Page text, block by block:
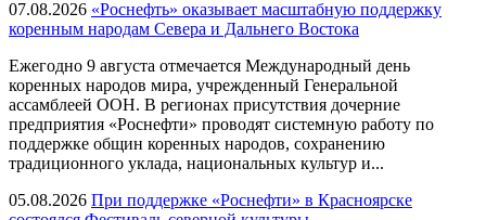
07.08.2026 «Роснефть» оказывает масштабную поддержку
коренным народам Севера и Дальнего Востока
Ежегодно 9 августа отмечается Международный день
коренных народов мира, учрежденный Генеральной
ассамблеей ООН. В регионах присутствия дочерние
предприятия «Роснефти» проводят системную работу по
поддержке общин коренных народов, сохранению
традиционного уклада, национальных культур и...
05.08.2026 При поддержке «Роснефти» в Красноярске